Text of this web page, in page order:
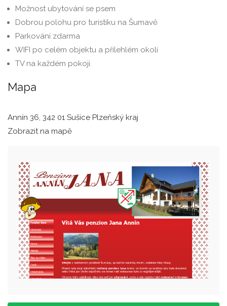
Možnost ubytování se psem
Dobrou polohu pro turistiku na Šumavě
Parkování zdarma
WIFI po celém objektu a přilehlém okolí
TV na každém pokoji.
Mapa
Annín 36, 342 01 Sušice Plzeňský kraj
Zobrazit na mapě